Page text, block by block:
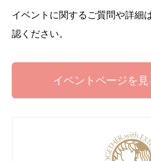
イベントに関するご質問や詳細
認ください。
イベントページを見